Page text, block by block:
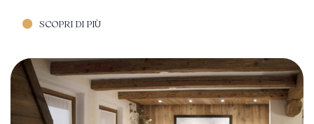
SCOPRI DI PIÙ